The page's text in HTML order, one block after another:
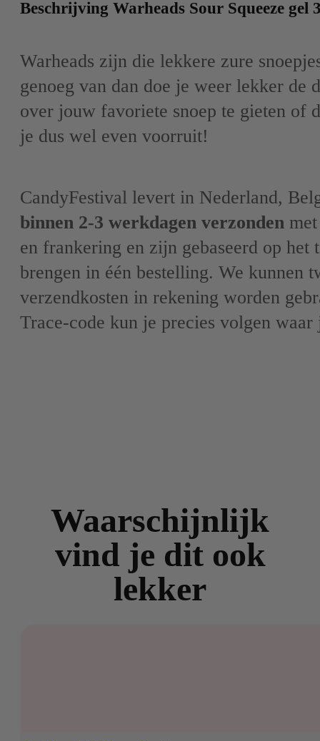
Beschrijving Warheads Sour Squeeze gel
Warheads zijn die lekkere zure
genoeg van dan doe je weer lekker de
over jouw favoriete snoep te gieten of
je dus wel even voorruit!
CandyFestival levert in Nederland,
binnen 2-3 werkdagen verzonden
en frankering en zijn gebaseerd op
brengen in één bestelling. We kunnen
verzendkosten in rekening worden
Trace-code kun je precies volgen
Waarschijnlijk
vind je dit ook
lekker